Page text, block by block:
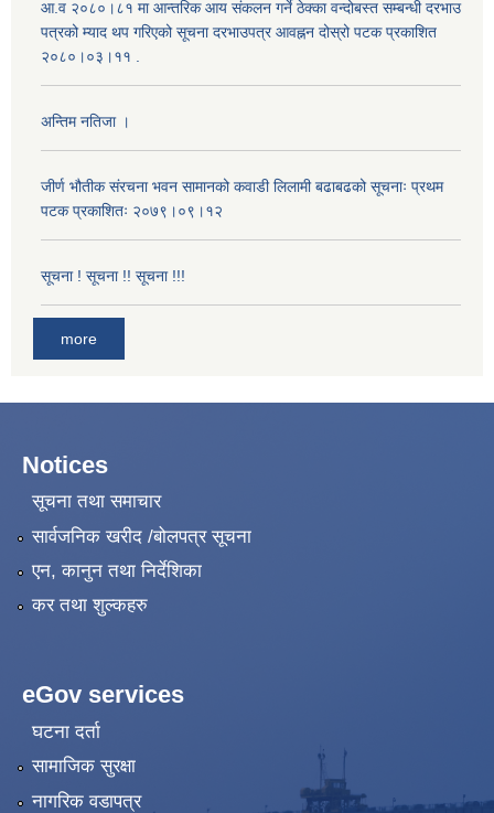
आ.व २०८०।८१ मा आन्तरिक आय संकलन गर्ने ठेक्का वन्दोबस्त सम्बन्धी दरभाउ
पत्रको म्याद थप गरिएको सूचना दरभाउपत्र आवह्नन दोस्रो पटक प्रकाशित
२०८०।०३।११ .
अन्तिम नतिजा ।
जीर्ण भौतीक संरचना भवन सामानको कवाडी लिलामी बढाबढको सूचनाः प्रथम
पटक प्रकाशितः २०७९।०९।१२
सूचना ! सूचना !! सूचना !!!
more
Notices
सूचना तथा समाचार
सार्वजनिक खरीद /बोलपत्र सूचना
एन, कानुन तथा निर्देशिका
कर तथा शुल्कहरु
eGov services
घटना दर्ता
सामाजिक सुरक्षा
नागरिक वडापत्र